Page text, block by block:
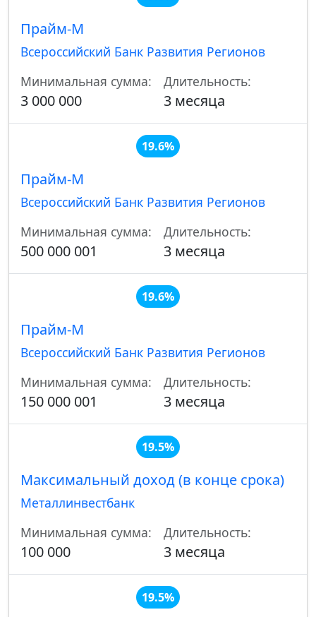
Прайм-М
Всероссийский Банк Развития Регионов
Минимальная сумма:
3 000 000
Длительность:
3 месяца
19.6%
Прайм-М
Всероссийский Банк Развития Регионов
Минимальная сумма:
500 000 001
Длительность:
3 месяца
19.6%
Прайм-М
Всероссийский Банк Развития Регионов
Минимальная сумма:
150 000 001
Длительность:
3 месяца
19.5%
Максимальный доход (в конце срока)
Металлинвестбанк
Минимальная сумма:
100 000
Длительность:
3 месяца
19.5%